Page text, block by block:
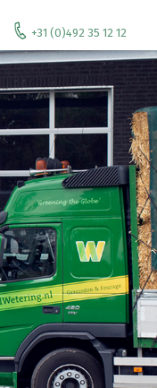
+31 (0)492 35 12 12